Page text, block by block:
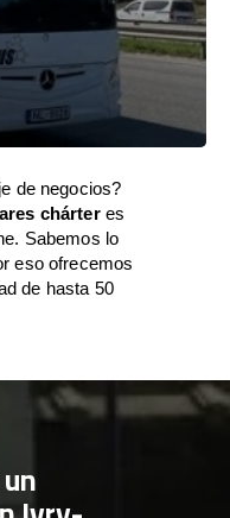
de negocios?
chárteres
Sabemos lo
eso ofrecemos
de hasta 50